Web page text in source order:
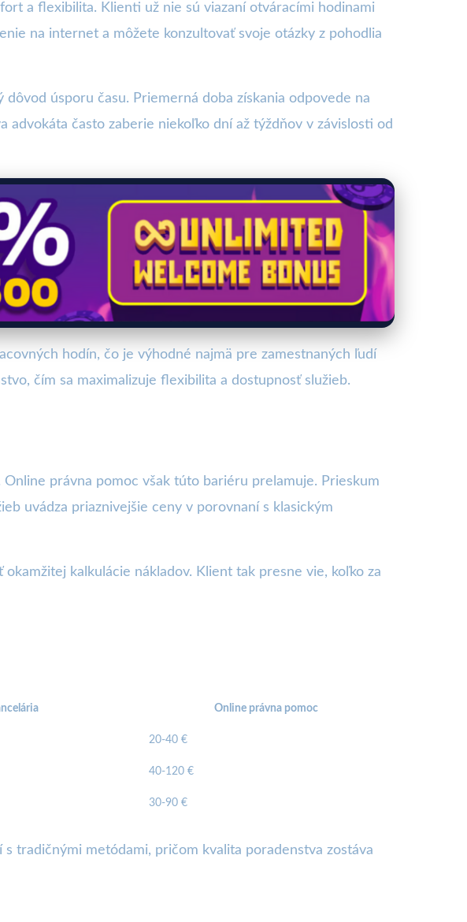
a flexibilita. Klienti už nie sú viazaní otváracími hodinami
na internet a môžete konzultovať svoje otázky z pohodlia
dôvod úsporu času. Priemerná doba získania odpovede na
často zaberie niekoľko dní až týždňov v závislosti od
hodín, čo je výhodné najmä pre zamestnaných ľudí
čím sa maximalizuje flexibilita a dostupnosť služieb.
právna pomoc však túto bariéru prelamuje. Prieskum
uvádza priaznivejšie ceny v porovnaní s klasickým
kalkulácie nákladov. Klient tak presne vie, koľko za
Online právna pomoc
20-40 €
40-120 €
30-90 €
tradičnými metódami, pričom kvalita poradenstva zostáva